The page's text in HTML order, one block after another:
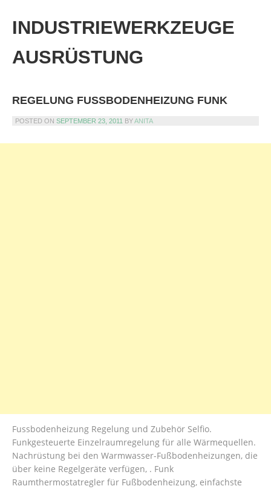
content
INDUSTRIEWERKZEUGE
AUSRÜSTUNG
REGELUNG FUSSBODENHEIZUNG FUNK
POSTED ON SEPTEMBER 23, 2011 BYANITA
Fussbodenheizung Regelung und Zubehör Selfio.
Funkgesteuerte Einzelraumregelung für alle Wärmequellen.
Nachrüstung bei den Warmwasser-Fußbodenheizungen, die
über keine Regelgeräte verfügen, . Funk
Raumthermostatregler für Fußbodenheizung, einfachste